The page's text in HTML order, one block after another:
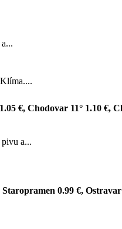
€, Chodovar 11° 1.10 €,
a...
0.99 €,